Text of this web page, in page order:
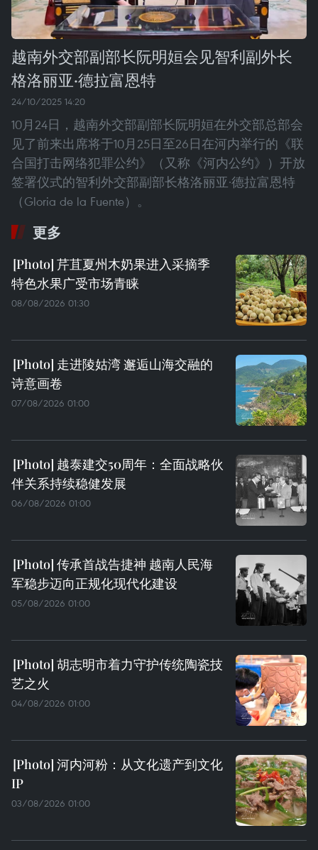
越南外交部副部长阮明姮会见智利副外长
格洛丽亚·德拉富恩特
24/10/2025 14:20
10月24日，越南外交部副部长阮明姮在外交部总部会
见了前来出席将于10月25日至26日在河内举行的《联
合国打击网络犯罪公约》（又称《河内公约》）开放
签署仪式的智利外交部副部长格洛丽亚·德拉富恩特
（Gloria de la Fuente）。
更多
芹苴夏州木奶果进入采摘季
特色水果广受市场青睐
08/08/2026 01:30
走进陵姑湾 邂逅山海交融的
诗意画卷
07/08/2026 01:00
越泰建交50周年：全面战略伙
伴关系持续稳健发展
06/08/2026 01:00
传承首战告捷神 越南人民海
军稳步迈向正规化现代化建设
05/08/2026 01:00
胡志明市着力守护传统陶瓷技
艺之火
04/08/2026 01:00
河内河粉：从文化遗产到文化
IP
03/08/2026 01:00